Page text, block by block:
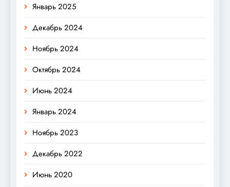
Январь 2025
Декабрь 2024
Ноябрь 2024
Октябрь 2024
Июнь 2024
Январь 2024
Ноябрь 2023
Декабрь 2022
Июнь 2020